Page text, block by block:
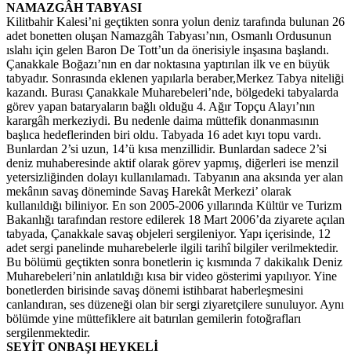
NAMAZGÂH TABYASI
Kilitbahir Kalesi’ni geçtikten sonra yolun deniz tarafında bulunan 26
adet bonetten oluşan Namazgâh Tabyası’nın, Osmanlı Ordusunun
ıslahı için gelen Baron De Tott’un da önerisiyle inşasına başlandı.
Çanakkale Boğazı’nın en dar noktasına yaptırılan ilk ve en büyük
tabyadır. Sonrasında eklenen yapılarla beraber,Merkez Tabya niteliği
kazandı. Burası Çanakkale Muharebeleri’nde, bölgedeki tabyalarda
görev yapan bataryaların bağlı olduğu 4. Ağır Topçu Alayı’nın
karargâh merkeziydi. Bu nedenle daima müttefik donanmasının
başlıca hedeflerinden biri oldu. Tabyada 16 adet kıyı topu vardı.
Bunlardan 2’si uzun, 14’ü kısa menzillidir. Bunlardan sadece 2’si
deniz muhaberesinde aktif olarak görev yapmış, diğerleri ise menzil
yetersizliğinden dolayı kullanılamadı. Tabyanın ana aksında yer alan
mekânın savaş döneminde Savaş Harekât Merkezi’ olarak
kullanıldığı biliniyor. En son 2005-2006 yıllarında Kültür ve Turizm
Bakanlığı tarafından restore edilerek 18 Mart 2006’da ziyarete açılan
tabyada, Çanakkale savaş objeleri sergileniyor. Yapı içerisinde, 12
adet sergi panelinde muharebelerle ilgili tarihî bilgiler verilmektedir.
Bu bölümü geçtikten sonra bonetlerin iç kısmında 7 dakikalık Deniz
Muharebeleri’nin anlatıldığı kısa bir video gösterimi yapılıyor. Yine
bonetlerden birisinde savaş dönemi istihbarat haberleşmesini
canlandıran, ses düzeneği olan bir sergi ziyaretçilere sunuluyor. Aynı
bölümde yine müttefiklere ait batırılan gemilerin fotoğrafları
sergilenmektedir.
SEYİT ONBAŞI HEYKELİ